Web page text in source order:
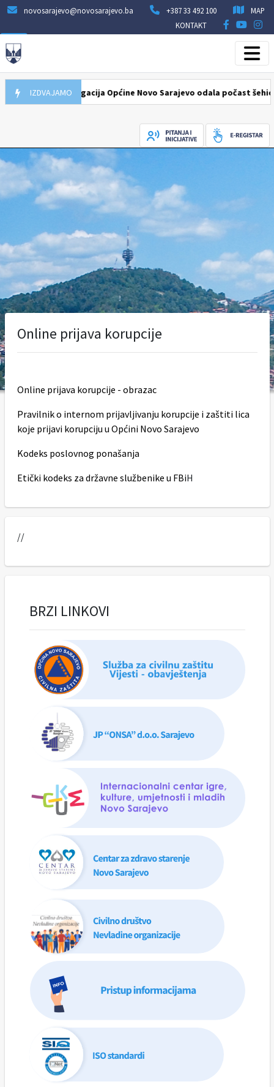
novosarajevo@novosarajevo.ba +387 33 492 100
MAP
KONTAKT
IZDVAJAMO
Delegacija Općine Novo Sarajevo odala počast šehidima
Online prijava korupcije
Online prijava korupcije - obrazac
Pravilnik o internom prijavljivanju korupcije i zaštiti lica
koje prijavi korupciju u Općini Novo Sarajevo
Kodeks poslovnog ponašanja
Etički kodeks za državne službenike u FBiH
//
BRZI LINKOVI